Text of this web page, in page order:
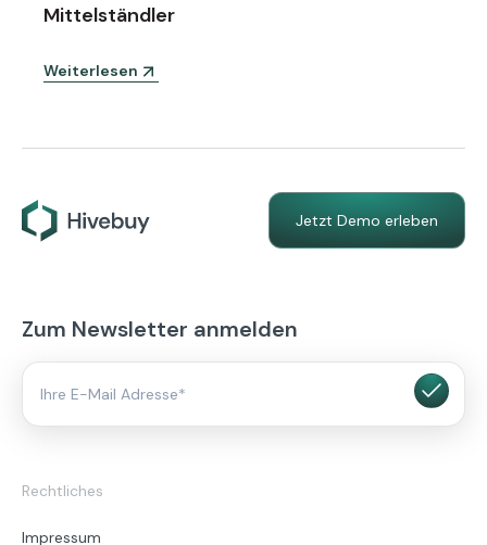
Mittelständler
Weiterlesen
Jetzt Demo erleben
Rechtliches
Impressum
Zum Newsletter anmelden